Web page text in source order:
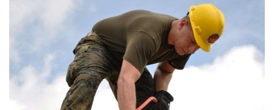
【デメリット②】体が動けなくなったときに困る
大工と結婚して後悔…今後どう付き合っていく？
お金は計画的に使う
休みの日は一緒に過ごす
後悔しないように慎重に見定めよう！